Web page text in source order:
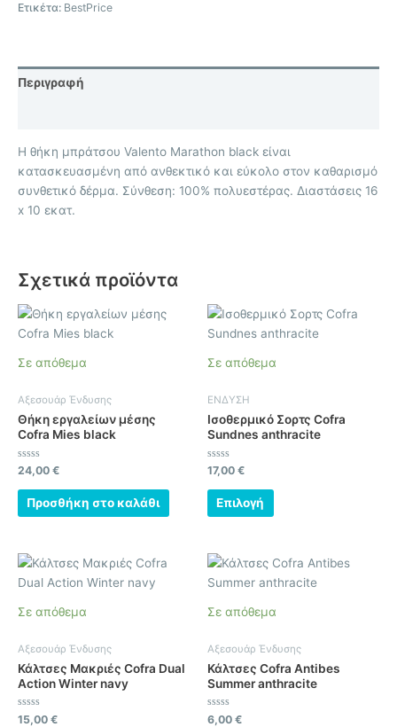
Ετικέτα: BestPrice
Περιγραφή
Η θήκη μπράτσου Valento Marathon black είναι
κατασκευασμένη από ανθεκτικό και εύκολο στον καθαρισμό
συνθετικό δέρμα. Σύνθεση: 100% πολυεστέρας. Διαστάσεις 16
x 10 εκατ.
Σχετικά προϊόντα
Σε απόθεμα
Αξεσουάρ Ένδυσης
Θήκη εργαλείων μέσης
Cofra Mies black
Βαθμολογήθηκε
0
από
24,00 €
Προσθήκη στο καλάθι
Σε απόθεμα
ΕΝΔΥΣΗ
Ισοθερμικό Σορτς Cofra
Sundnes anthracite
Βαθμολογήθηκε
0
από
17,00 €
Επιλογή
Αυτό
το
έχει
παραλλαγές.
Οι
να
του
προϊόντος
Σε απόθεμα
Αξεσουάρ Ένδυσης
Κάλτσες Μακριές Cofra Dual
Action Winter navy
Βαθμολογήθηκε
15,00 €
Αυτό
το
έχει
παραλλαγές.
Οι
Σε απόθεμα
Αξεσουάρ Ένδυσης
Κάλτσες Cofra Antibes
Summer anthracite
Βαθμολογήθηκε
6,00 €
Αυτό
το
έχει
παραλλαγές.
Οι